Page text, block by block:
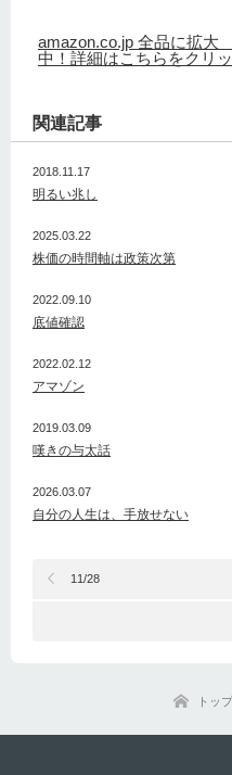
amazon.co.jp 全品に拡
中！詳細はこちらをクリッ
関連記事
2018.11.17
明るい兆し
2025.03.22
株価の時間軸は政策次第
2022.09.10
底値確認
2022.02.12
アマゾン
2019.03.09
嘆きの与太話
2026.03.07
自分の人生は、手放せない
11/28
トッ